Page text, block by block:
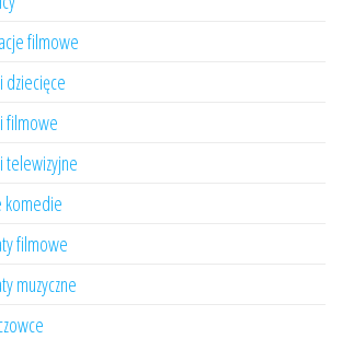
filmowe
dziecięce
filmowe
telewizyjne
komedie
filmowe
muzyczne